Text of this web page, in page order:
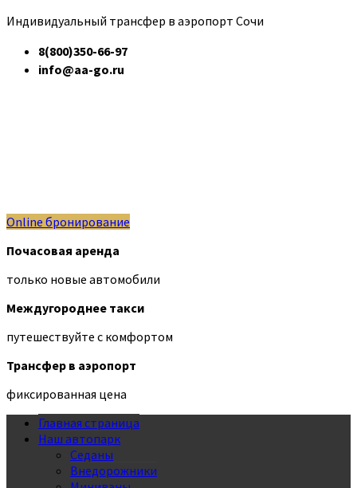
Индивидуальный трансфер в аэропорт Сочи
8(800)350-66-97
info@aa-go.ru
Online бронирование
Почасовая аренда
только новые автомобили
Междугороднее такси
путешествуйте с комфортом
Трансфер в аэропорт
фиксированная цена
Главная страница
Наш автопарк
Седаны
Внедорожники